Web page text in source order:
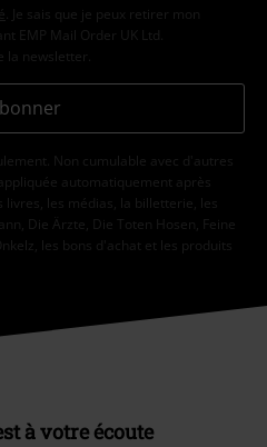
. Je sais que je peux retirer mon
EMP Mail Order UK Ltd.
newsletter.
Non cumulable avec d'autres
automatiquement après
livres, les médias, la billetterie, les
Die Ärzte, Die Toten Hosen, Feine
les bons d'achat et les produits
à votre écoute